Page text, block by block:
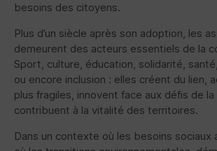
besoins des citoyens.
Plus d’un siècle après son adoption, les
demeurent des acteurs essentiels de la
Sport, culture, éducation, solidarité,
ou encore inclusion : elles créent du lien,
plus fragiles, innovent face aux défis de
contribuent à la vitalité des territoires.
Dans un contexte où les besoins sociaux